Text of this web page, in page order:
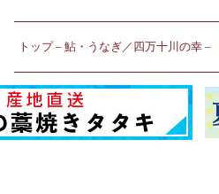
トップ 鮎・うなぎ／四万十川の幸